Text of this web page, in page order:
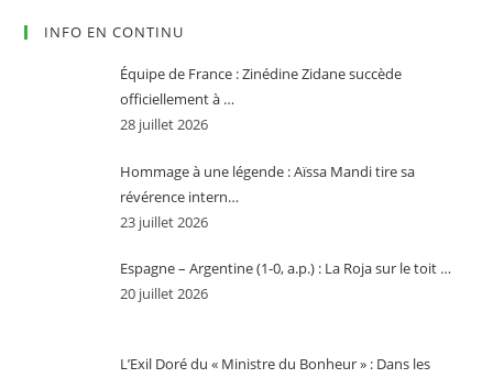
INFO EN CONTINU
Équipe de France : Zinédine Zidane succède
officiellement à …
28 juillet 2026
Hommage à une légende : Aïssa Mandi tire sa
révérence intern…
23 juillet 2026
Espagne – Argentine (1-0, a.p.) : La Roja sur le toit …
20 juillet 2026
L’Exil Doré du « Ministre du Bonheur » : Dans les